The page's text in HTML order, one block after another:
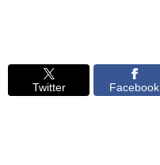
Twitter Facebook